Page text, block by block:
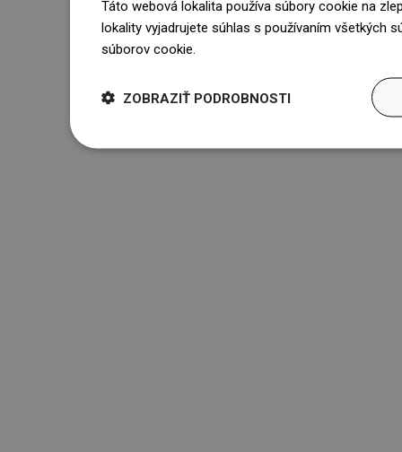
Táto webová lokalita používa súbory cookie na
lokality vyjadrujete súhlas s používaním všetkých
súborov cookie.
ZOBRAZIŤ PODROBNOSTI